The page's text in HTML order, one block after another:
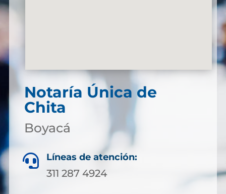
Notaría Única de
Chita
Boyacá
 Líneas de atención:
311 287 4924